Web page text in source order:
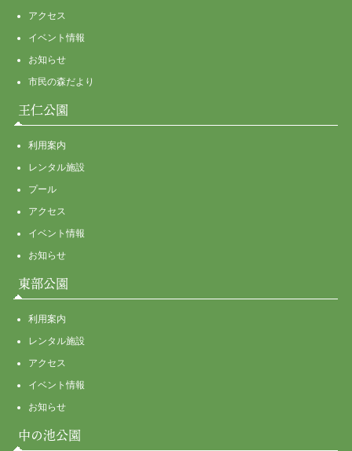
アクセス
イベント情報
お知らせ
市民の森だより
王仁公園
利用案内
レンタル施設
プール
アクセス
イベント情報
お知らせ
東部公園
利用案内
レンタル施設
アクセス
イベント情報
お知らせ
中の池公園